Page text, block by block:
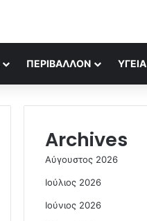
ΠΕΡΙΒΆΛΛΟΝ ΥΓΕΊΑ
Archives
Αύγουστος 2026
Ιούλιος 2026
Ιούνιος 2026